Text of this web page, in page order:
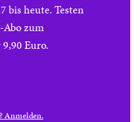
bis heute. Testen
zum
Euro.
Anmelden.